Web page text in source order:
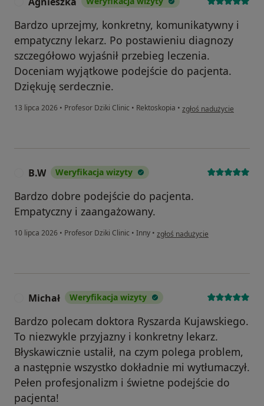
Bardzo uprzejmy, konkretny, komunikatywny i
empatyczny lekarz. Po postawieniu diagnozy
szczegółowo wyjaśnił przebieg leczenia.
Doceniam wyjątkowe podejście do pacjenta.
Dziękuję serdecznie.
13 lipca 2026 • Profesor Dziki Clinic • Rektoskopia • w opinii użytkownika
zgłoś nadużycie
B.W Weryfikacja wizyty
Bardzo dobre podejście do pacjenta.
Empatyczny i zaangażowany.
10 lipca 2026 • Profesor Dziki Clinic • Inny • w opinii użytkownika B.W
zgłoś nadużycie
Michał Weryfikacja wizyty
Bardzo polecam doktora Ryszarda Kujawskiego.
To niezwykle przyjazny i konkretny lekarz.
Błyskawicznie ustalił, na czym polega problem,
a następnie wszystko dokładnie mi wytłumaczył.
Pełen profesjonalizm i świetne podejście do
pacjenta!